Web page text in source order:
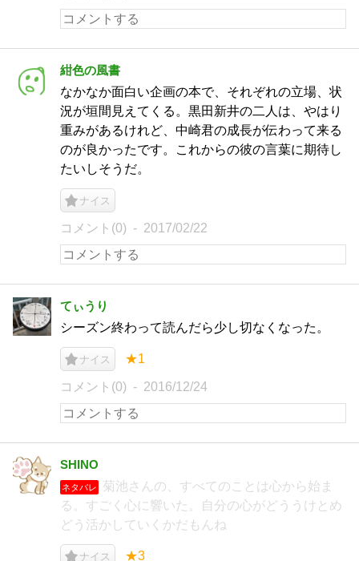
紺色の風書
なかなか面白い企画の本で、それぞれの立場、状
況が垣間見えてくる。黒田新井の二人は、やはり
重みがあるけれど、中崎君の成長が伝わって来る
のが良かったです。これからの彼の言葉に期待し
たいしそうだ。
ナイス
コメント(0) 2017/02/22
てぃうり
シーズン終わって読んだら少し切なくなった。
ナイス ★1
コメント(0) 2016/12/24
SHINO
ネタバレ
菊池さんの、すべてのことは心から始ま
る。すごく心に響いた。自分の心がどううけとめ
どう活かしていくかだもんね
ナイス ★3